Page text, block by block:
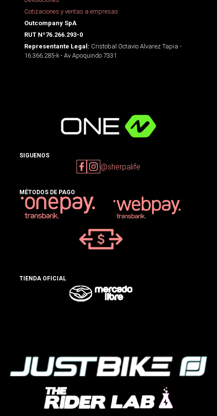
Cotizaciones y ventas a empresas
Outcompany SpA
RUT Nº76.266.293-0
Representante Legal: Cristobal Octavio Alvarez Tapia -
16.366.285-k - Av Apoquindo 7331
SIGUENOS
@sherpalife
MÉTODOS DE PAGO
TIENDA OFICIAL